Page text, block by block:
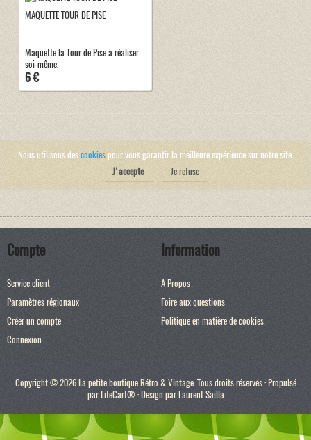
MAQUETTE TOUR DE PISE
Maquette la Tour de Pise à réaliser
soi-même.
6 €
Nous utilisons descookiespour vous garantir la meilleure expérience sur notre site.
J'accepte
Je refuse
Compte
Service client
Paramètres régionaux
Créer un compte
Connexion
Information
A Propos
Foire aux questions
Politique en matière de cookies
Copyright © 2026 La petite boutique Rétro & Vintage. Tous droits réservés · Propulsé
parLiteCart® · Design parLaurent Sailla